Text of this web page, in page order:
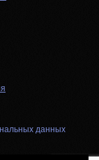
данных